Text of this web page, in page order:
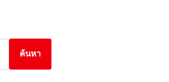
ค้นหา